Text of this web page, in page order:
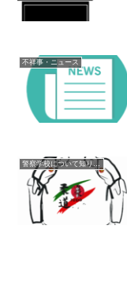
不祥事・ニュース
警察学校について知りたい